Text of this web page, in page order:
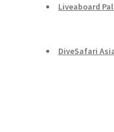
Liveaboard
DiveSafari